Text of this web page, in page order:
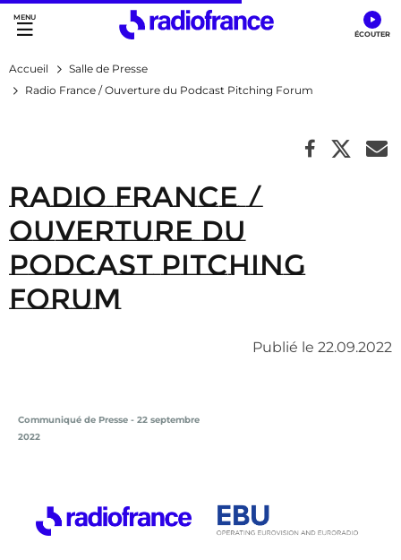
Accès direct :
Menu principal
Contenu
Accueil
Salle de Presse
Radio France / Ouverture du Podcast Pitching Forum
Radio France /
Ouverture du
Podcast Pitching
Forum
Publié le 22.09.2022
Communiqué de Presse - 22 septembre
2022